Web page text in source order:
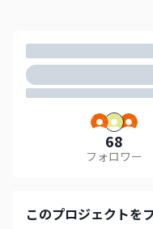
す。（公共空間利活用
68
フォロワー
このプロジェクトを